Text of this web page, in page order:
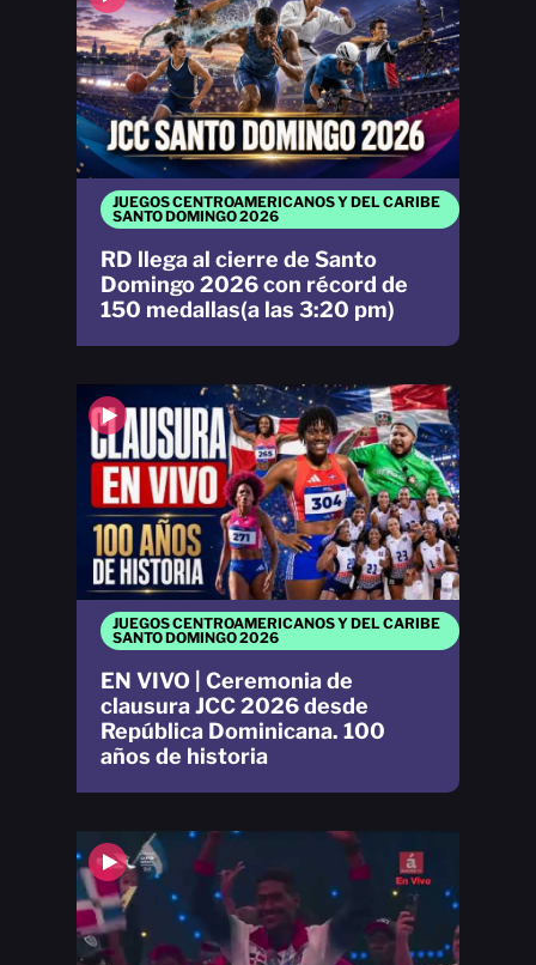
JUEGOS CENTROAMERICANOS Y DEL CARIBE
SANTO DOMINGO 2026
EN VIVO | Ceremonia de
clausura JCC 2026 desde
República Dominicana. 100
años de historia
JUEGOS CENTROAMERICANOS Y DEL CARIBE
SANTO DOMINGO 2026
RD llega al cierre de Santo
Domingo 2026 con récord de
150 medallas(a las 3:20 pm)